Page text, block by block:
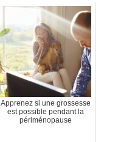
Apprenez si une grossesse
est possible pendant la
périménopause